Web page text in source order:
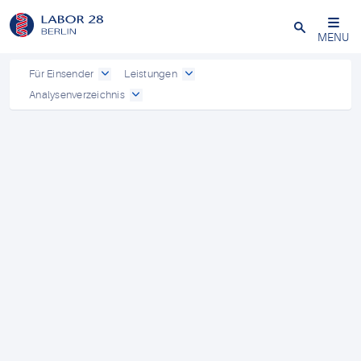
Schließen
MENU
Für Einsender
Leistungen
Analysenverzeichnis